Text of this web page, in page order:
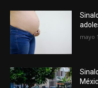
mayo